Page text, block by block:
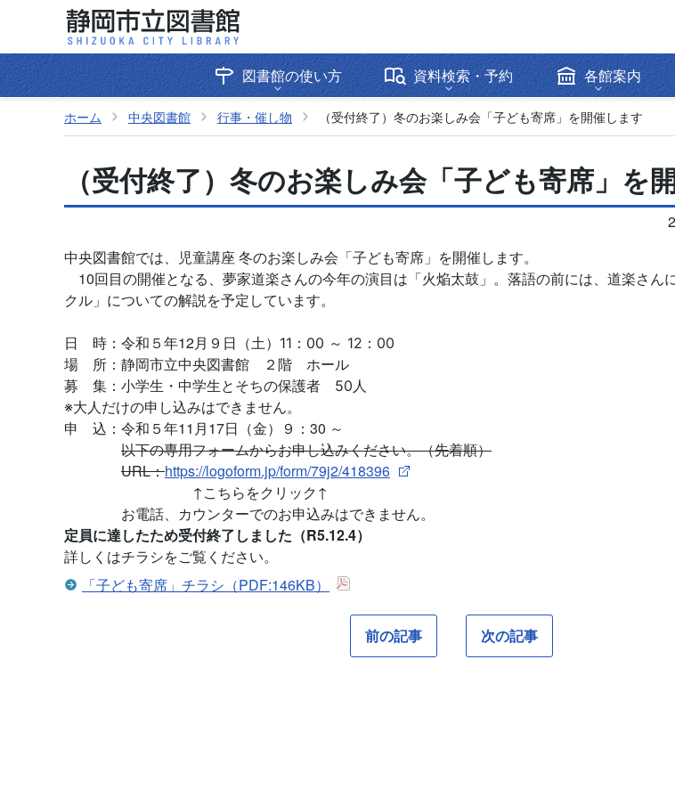
図書館の使い方 資料検索・予約 各館案内
ホーム 中央図書館 行事・催し物 （受付終了）冬のお楽しみ会「子ども寄席」を開催します
（受付終了）冬のお楽しみ会「子ども寄席」を
中央図書館では、児童講座 冬のお楽しみ会「子ども寄席」を開催します。
10回目の開催となる、夢家道楽さんの今年の演目は「火焔太鼓」。落語の前には、道楽さん
クル」についての解説を予定しています。
日 時：令和 ５ 年12月 ９ 日（土）11：00 ～ 12：00
場 所：静岡市立中央図書館 ２階 ホール
募 集：小学生・中学生とそちの保護者 50人
※大人だけの申し込みはできません。
申 込： 令和５年11月17日（金）９：30 ～
以下の専用フォームからお申し込みください。（先着順）
URL：https://logoform.jp/form/79j2/418396
↑こちらをクリック↑
お電話、カウンターでのお申込みはできません。
定員に達したため受付終了しました（R5.12.4）
詳しくはチラシをご覧ください。
「子ども寄席」チラシ（PDF:146KB）
前の記事 次の記事